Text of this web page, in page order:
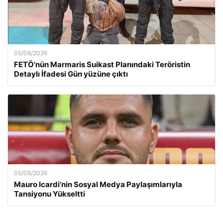
05/08/2026
FETÖ’nün Marmaris Suikast Planındaki Teröristin
Detaylı İfadesi Gün yüzüne çıktı
05/08/2026
Mauro Icardi’nin Sosyal Medya Paylaşımlarıyla
Tansiyonu Yükseltti